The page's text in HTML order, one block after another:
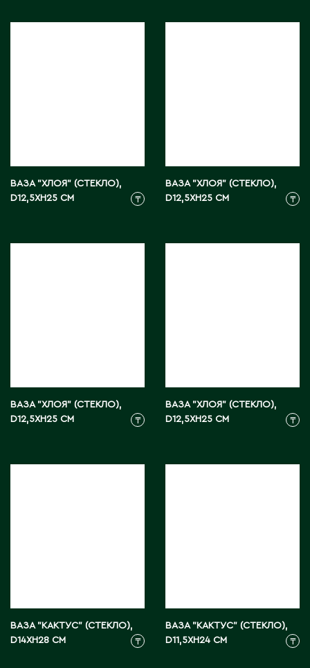
Уштобе
Ш
ВАЗА "ХЛОЯ" (СТЕКЛО),
D12,5XH25 СМ
₸
ВАЗА "ХЛОЯ" (СТЕКЛО),
D12,5XH25 СМ
₸
ВАЗА "ХЛОЯ" (СТЕКЛО),
D12,5XH25 СМ
₸
ВАЗА "ХЛОЯ" (СТЕКЛО),
D12,5XH25 СМ
₸
ВАЗА "КАКТУС" (СТЕКЛО),
D14XH28 СМ
₸
ВАЗА "КАКТУС" (СТЕКЛО),
D11,5XH24 СМ
₸